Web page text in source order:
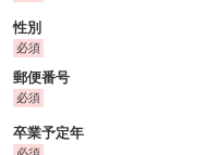
性別
郵便番号
卒業予定年